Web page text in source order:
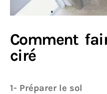
Comment
ciré
1- Préparer le sol